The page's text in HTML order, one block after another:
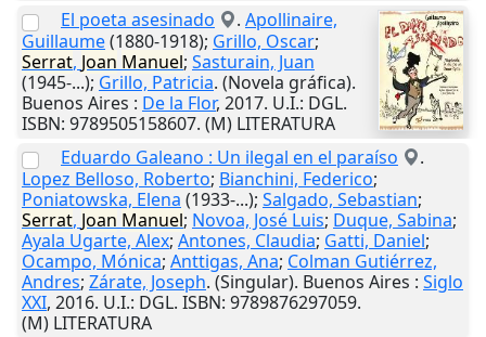
El poeta asesinado
. Apollinaire,
Guillaume(1880-1918); Grillo, Oscar;
Serrat, Joan Manuel; Sasturain, Juan
(1945-...); Grillo, Patricia. (Novela gráfica).
Buenos Aires : De la Flor, 2017. U.I.: DGL.
ISBN: 9789505158607. (M) LITERATURA
Eduardo Galeano : Un ilegal en el paraíso
.
Lopez Belloso, Roberto; Bianchini, Federico;
Poniatowska, Elena (1933-...); Salgado, Sebastian;
Serrat, Joan Manuel; Novoa, José Luis; Duque, Sabina;
Ayala Ugarte, Alex; Antones, Claudia; Gatti, Daniel;
Ocampo, Mónica; Anttigas, Ana; Colman Gutiérrez,
Andres; Zárate, Joseph. (Singular). Buenos Aires : Siglo
XXI, 2016. U.I.: DGL. ISBN: 9789876297059.
(M) LITERATURA